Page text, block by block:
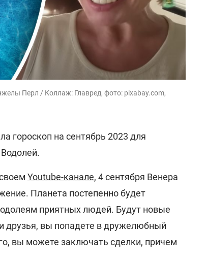
Перл / Коллаж: Главред, фото: pixabay.com,
гороскоп на сентябрь 2023 для
Youtube-канале, 4 сентября Венера
Планета постепенно будет
приятных людей. Будут новые
друзья, вы попадете в дружелюбный
вы можете заключать сделки, причем